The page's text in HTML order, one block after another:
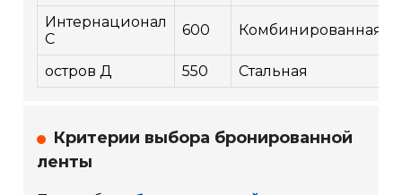
Интернационал
С
600 Комбинированная
остров Д 550 Стальная
Критерии выбора бронированной
ленты